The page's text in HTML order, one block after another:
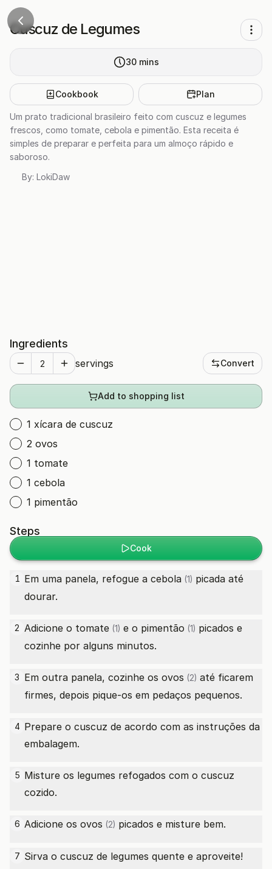
Cuscuz de Legumes
30 mins
Cookbook Plan
Um prato tradicional brasileiro feito com cuscuz e legumes
frescos, como tomate, cebola e pimentão. Esta receita é
simples de preparar e perfeita para um almoço rápido e
saboroso.
By: LokiDaw
Ingredients
servings Convert
Add to shopping list
1 xícara de cuscuz
2 ovos
1 tomate
1 cebola
1 pimentão
Steps
Cook
1 Em uma panela, refogue a cebola (1) picada até
dourar.
2 Adicione o tomate (1) e o pimentão (1) picados e
cozinhe por alguns minutos.
3 Em outra panela, cozinhe os ovos (2) até ficarem
firmes, depois pique-os em pedaços pequenos.
4 Prepare o cuscuz de acordo com as instruções da
embalagem.
5 Misture os legumes refogados com o cuscuz
cozido.
6 Adicione os ovos (2) picados e misture bem.
7 Sirva o cuscuz de legumes quente e aproveite!